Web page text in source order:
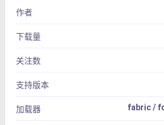
作者
下载量
关注数
支持版本
加载器 fabric /